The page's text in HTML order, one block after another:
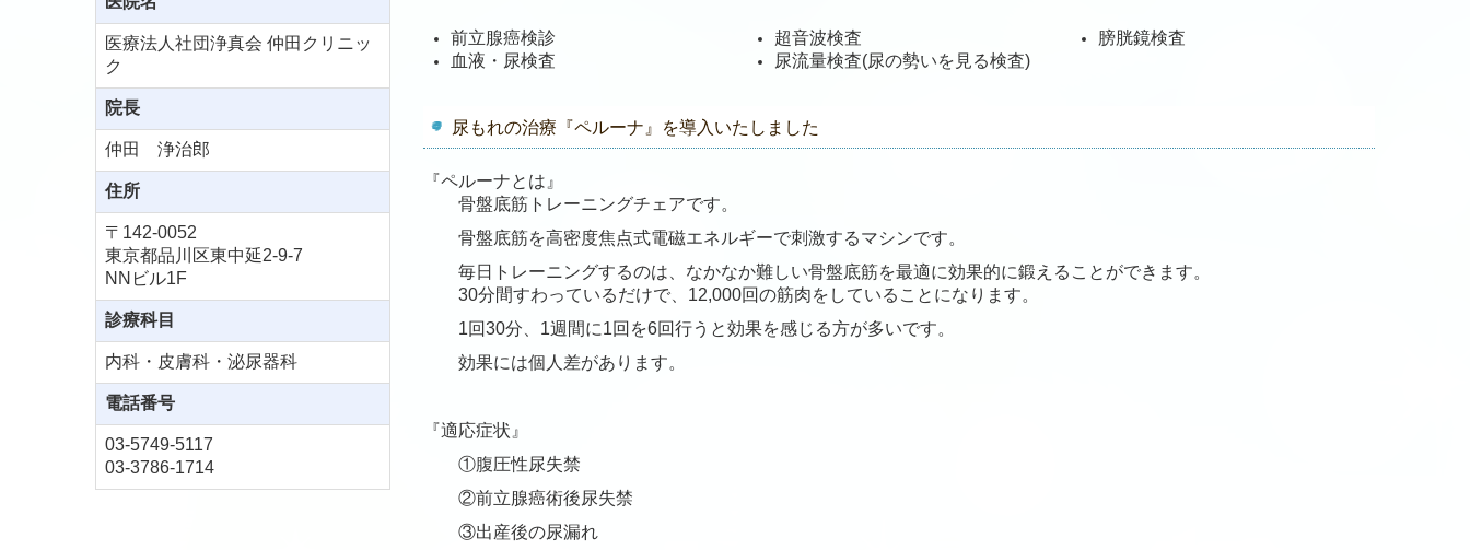
医療法人社団浄真会 仲田クリニッ
ク
院長
仲田 浄治郎
住所
〒142-0052
東京都品川区東中延2-9-7
NNビル1F
診療科目
内科・皮膚科・泌尿器科
電話番号
03-5749-5117
03-3786-1714
前立腺癌検診
血液・尿検査
超音波検査
尿流量検査(尿の勢いを見る検査)
膀胱鏡検査
尿もれの治療『ペルーナ』を導入いたしました
『ペルーナとは』
骨盤底筋トレーニングチェアです。
骨盤底筋を高密度焦点式電磁エネルギーで刺激するマシンです。
毎日トレーニングするのは、なかなか難しい骨盤底筋を最適に効果的に鍛えることができます。
30分間すわっているだけで、12,000回の筋肉をしていることになります。
1回30分、1週間に1回を6回行うと効果を感じる方が多いです。
効果には個人差があります。
『適応症状』
①腹圧性尿失禁
②前立腺癌術後尿失禁
③出産後の尿漏れ